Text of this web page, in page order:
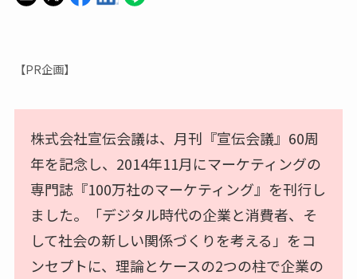
【PR企画】
株式会社宣伝会議は、月刊『宣伝会議』60周
年を記念し、2014年11月にマーケティングの
専門誌『100万社のマーケティング』を刊行し
ました。「デジタル時代の企業と消費者、そ
して社会の新しい関係づくりを考える」をコ
ンセプトに、理論とケースの2つの柱で企業の